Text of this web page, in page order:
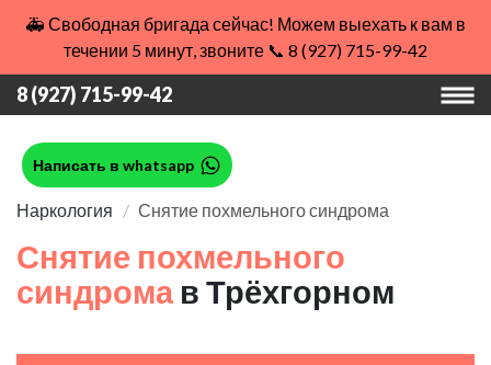
🚑 Свободная бригада сейчас! Можем выехать к вам в
течении 5 минут, звоните 📞 8 (927) 715-99-42
8 (927) 715-99-42
Написать в whatsapp
Наркология Снятие похмельного синдрома
Снятие похмельного
синдрома в Трёхгорном